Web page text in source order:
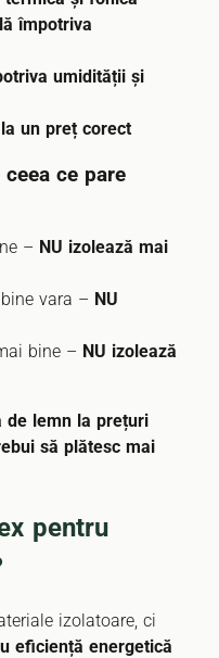
împotriva
umidității și
un preț corect
ce pare
– NU izolează mai
vara – NU
bine – NU izolează
de lemn la prețuri
să plătesc mai
pentru
izolatoare, ci
eficiență energetică